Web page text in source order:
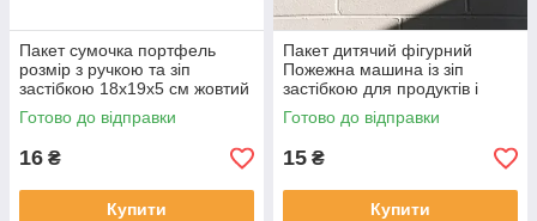
Пакет сумочка портфель
розмір з ручкою та зіп
застібкою 18х19х5 см жовтий
дитячий для солодощів,
подарунків
Готово до відправки
16 ₴
Купити
Пакет дитячий фігурний
Пожежна машина із зіп
застібкою для продуктів і
частувань харчовий 27х17х4
см
Готово до відправки
15 ₴
Купити